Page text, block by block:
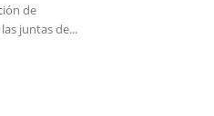
de
juntas de...